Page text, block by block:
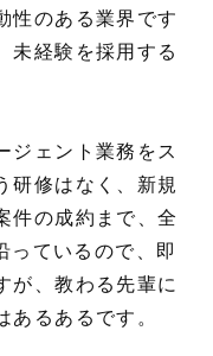
性のある業界です
未経験を採用する
ジェント業務をス
研修はなく、新規
件の成約まで、全
ているので、即
が、教わる先輩に
るあるです。